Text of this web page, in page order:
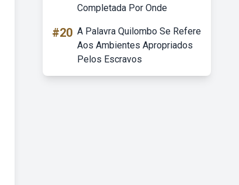
Completada Por Onde
#20 A Palavra Quilombo Se Refere
Aos Ambientes Apropriados
Pelos Escravos